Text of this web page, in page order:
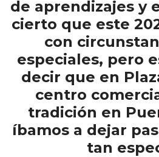
de aprendizajes y
cierto que este
con
especiales, pero
decir que en
centro
tradición en
íbamos a dejar
tan